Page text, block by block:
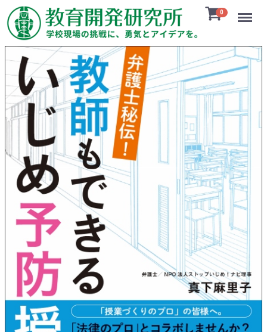
0 Menu